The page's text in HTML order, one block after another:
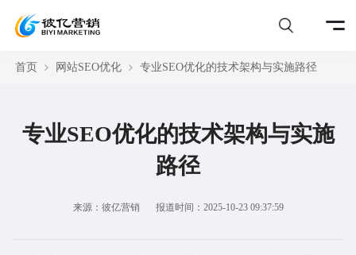
首页 网站SEO优化 专业SEO优化的技术架构与实施路径
专业SEO优化的技术架构与实施
路径
来源：彼亿营销 报道时间：2025-10-23 09:37:59